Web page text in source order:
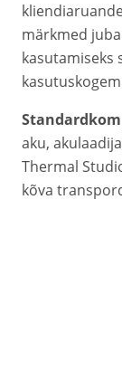
märkmed juba
kasutamiseks
aku,
Thermal
kõva